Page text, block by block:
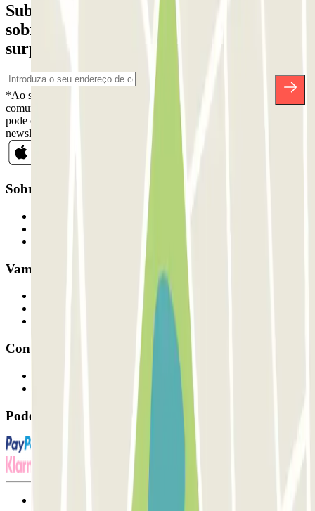
Subscreva a nossa newsletter e saiba mais
sobre descontos, sorteios e muitas outras
surpresas.
*Ao subscrever, aceita a nossa Política de Privacidade para receber
comunicações comerciais da Parclick. Sem qualquer obrigação,
pode cancelar a sua subscrição sempre que quiser na mesma
newsletter.
Sobre a Parclick
Os nossos parques de estacionamento
Vamos colaborar?
Fornecedor de estacionamento
Contacto
Pode utilizar estes métodos de pagamento:
Termos de utilização e contratação